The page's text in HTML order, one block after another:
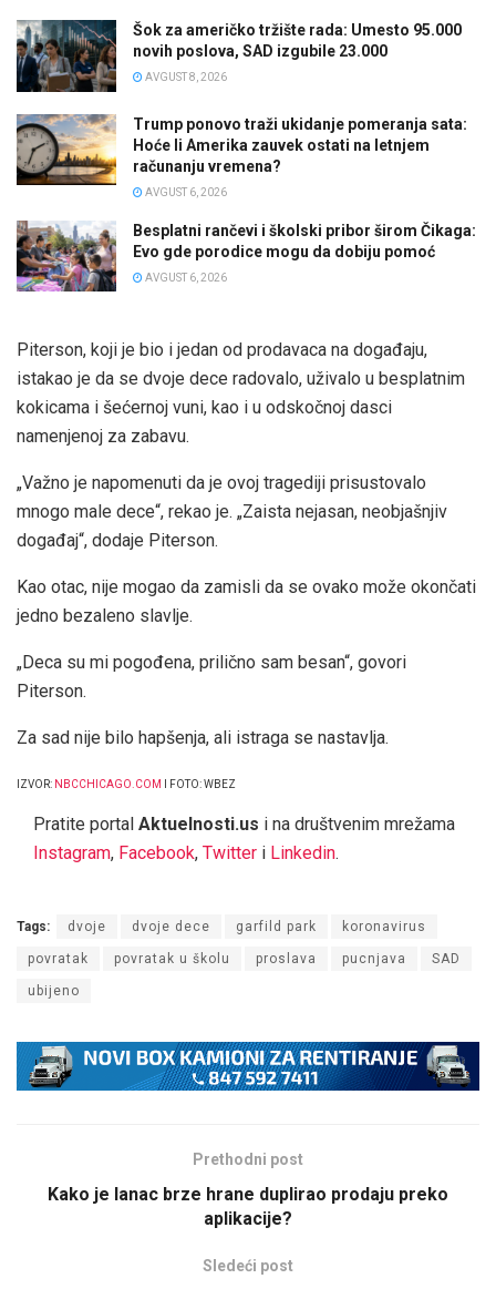
Šok za američko tržište rada: Umesto 95.000
novih poslova, SAD izgubile 23.000
AVGUST 8, 2026
Trump ponovo traži ukidanje pomeranja sata:
Hoće li Amerika zauvek ostati na letnjem
računanju vremena?
AVGUST 6, 2026
Besplatni rančevi i školski pribor širom Čikaga:
Evo gde porodice mogu da dobiju pomoć
AVGUST 6, 2026
Piterson, koji je bio i jedan od prodavaca na događaju,
istakao je da se dvoje dece radovalo, uživalo u besplatnim
kokicama i šećernoj vuni, kao i u odskočnoj dasci
namenjenoj za zabavu.
„Važno je napomenuti da je ovoj tragediji prisustovalo
mnogo male dece“, rekao je. „Zaista nejasan, neobjašnjiv
događaj“, dodaje Piterson.
Kao otac, nije mogao da zamisli da se ovako može okončati
jedno bezaleno slavlje.
„Deca su mi pogođena, prilično sam besan“, govori
Piterson.
Za sad nije bilo hapšenja, ali istraga se nastavlja.
IZVOR: NBCCHICAGO.COM I FOTO: WBEZ
Pratite portal Aktuelnosti.us i na društvenim mrežama
Instagram, Facebook, Twitter i Linkedin.
Tags: dvoje dvoje dece garfild park koronavirus
povratak povratak u školu proslava pucnjava SAD
ubijeno
Prethodni post
Kako je lanac brze hrane duplirao prodaju preko
aplikacije?
Sledeći post